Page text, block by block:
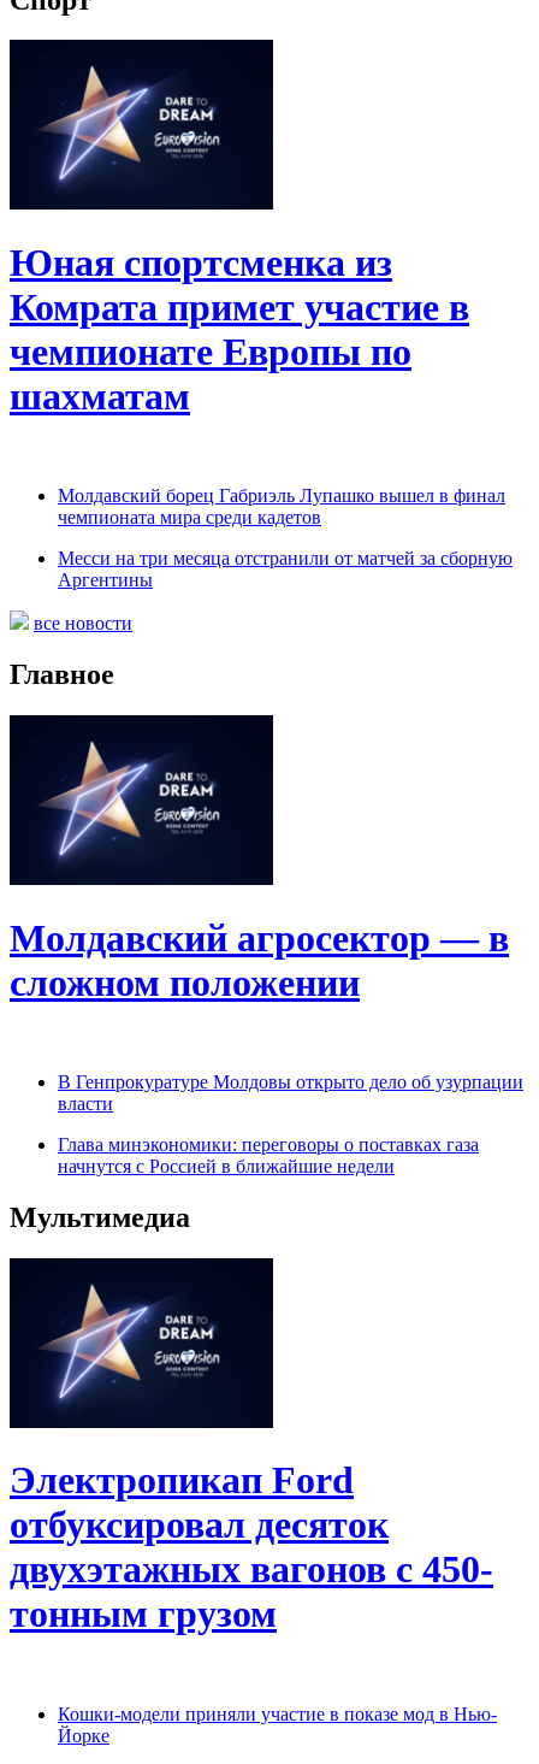
Юная спортсменка из
Комрата примет участие в
чемпионате Европы по
шахматам
Молдавский борец Габриэль Лупашко вышел в финал
чемпионата мира среди кадетов
Месси на три месяца отстранили от матчей за сборную
Аргентины
все новости
Главное
Молдавский агросектор — в
сложном положении
В Генпрокуратуре Молдовы открыто дело об узурпации
власти
Глава минэкономики: переговоры о поставках газа
начнутся с Россией в ближайшие недели
Мультимедиа
Электропикап Ford
отбуксировал десяток
двухэтажных вагонов с 450-
тонным грузом
Кошки-модели приняли участие в показе мод в Нью-
Йорке